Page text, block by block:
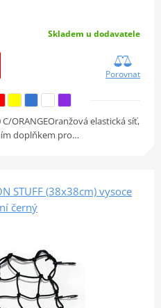
Skladem u dodavatele
Porovnat
C/ORANGEOranžová elastická síť,
doplňkem pro…
STUFF (38x38cm) vysoce
černý